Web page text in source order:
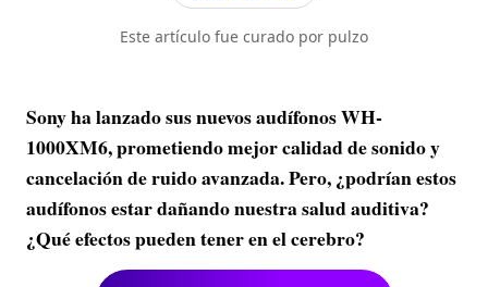
Este artículo fue curado por pulzo
Sony ha lanzado sus nuevos audífonos WH-
1000XM6, prometiendo mejor calidad de sonido y
cancelación de ruido avanzada. Pero, ¿podrían estos
audífonos estar dañando nuestra salud auditiva?
¿Qué efectos pueden tener en el cerebro?